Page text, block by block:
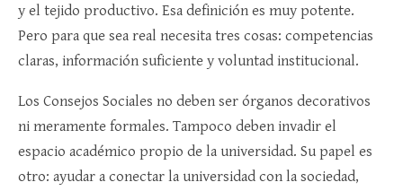
y el tejido productivo. Esa definición es muy potente.
Pero para que sea real necesita tres cosas: competencias
claras, información suficiente y voluntad institucional.
Los Consejos Sociales no deben ser órganos decorativos
ni meramente formales. Tampoco deben invadir el
espacio académico propio de la universidad. Su papel es
otro: ayudar a conectar la universidad con la sociedad,